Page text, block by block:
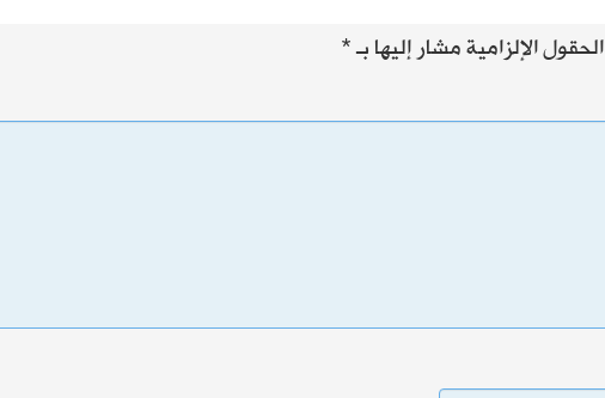
الحقول الإلزامية مشار إليها بـ*